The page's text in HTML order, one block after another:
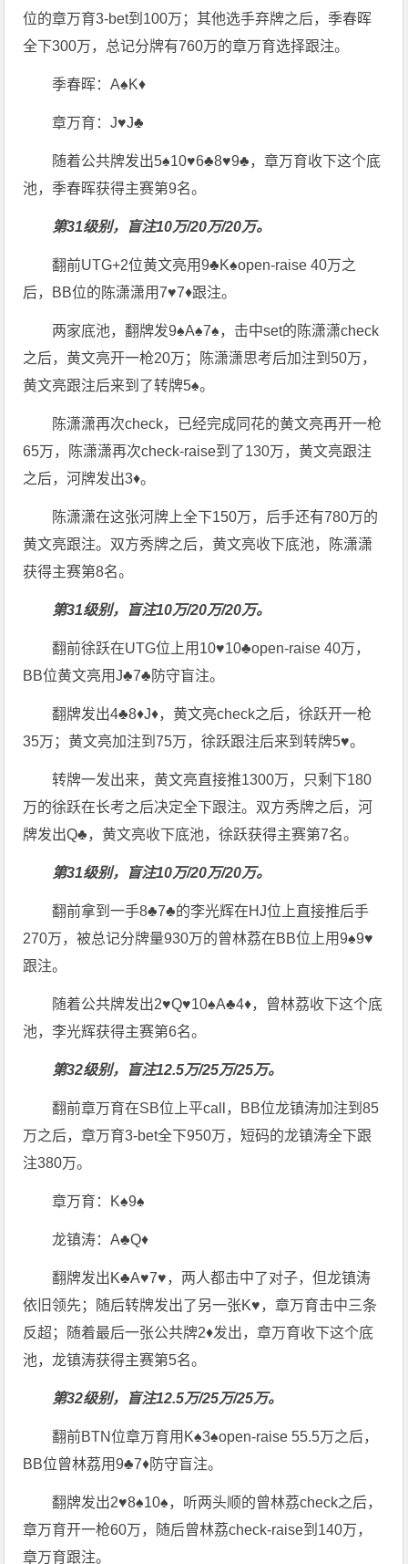
位的章万育3-bet到100万；其他选手弃牌之后，季春晖
全下300万，总记分牌有760万的章万育选择跟注。
季春晖：A♠K♦
章万育：J♥J♣
随着公共牌发出5♠10♥6♣8♥9♣，章万育收下这个底
池，季春晖获得主赛第9名。
第31级别，盲注10万/20万/20万。
翻前UTG+2位黄文亮用9♣K♠open-raise 40万之
后，BB位的陈潇潇用7♥7♦跟注。
两家底池，翻牌发9♠A♠7♠，击中set的陈潇潇check
之后，黄文亮开一枪20万；陈潇潇思考后加注到50万，
黄文亮跟注后来到了转牌5♠。
陈潇潇再次check，已经完成同花的黄文亮再开一枪
65万，陈潇潇再次check-raise到了130万，黄文亮跟注
之后，河牌发出3♦。
陈潇潇在这张河牌上全下150万，后手还有780万的
黄文亮跟注。双方秀牌之后，黄文亮收下底池，陈潇潇
获得主赛第8名。
第31级别，盲注10万/20万/20万。
翻前徐跃在UTG位上用10♥10♣open-raise 40万，
BB位黄文亮用J♣7♣防守盲注。
翻牌发出4♣8♦J♦，黄文亮check之后，徐跃开一枪
35万；黄文亮加注到75万，徐跃跟注后来到转牌5♥。
转牌一发出来，黄文亮直接推1300万，只剩下180
万的徐跃在长考之后决定全下跟注。双方秀牌之后，河
牌发出Q♣，黄文亮收下底池，徐跃获得主赛第7名。
第31级别，盲注10万/20万/20万。
翻前拿到一手8♣7♣的李光辉在HJ位上直接推后手
270万，被总记分牌量930万的曾林荔在BB位上用9♠9♥
跟注。
随着公共牌发出2♥Q♥10♠A♣4♦，曾林荔收下这个底
池，李光辉获得主赛第6名。
第32级别，盲注12.5万/25万/25万。
翻前章万育在SB位上平call，BB位龙镇涛加注到85
万之后，章万育3-bet全下950万，短码的龙镇涛全下跟
注380万。
章万育：K♠9♠
龙镇涛：A♣Q♦
翻牌发出K♣A♥7♥，两人都击中了对子，但龙镇涛
依旧领先；随后转牌发出了另一张K♥，章万育击中三条
反超；随着最后一张公共牌2♦发出，章万育收下这个底
池，龙镇涛获得主赛第5名。
第32级别，盲注12.5万/25万/25万。
翻前BTN位章万育用K♠3♠open-raise 55.5万之后，
BB位曾林荔用9♣7♦防守盲注。
翻牌发出2♥8♠10♠，听两头顺的曾林荔check之后，
章万育开一枪60万，随后曾林荔check-raise到140万，
章万育跟注。